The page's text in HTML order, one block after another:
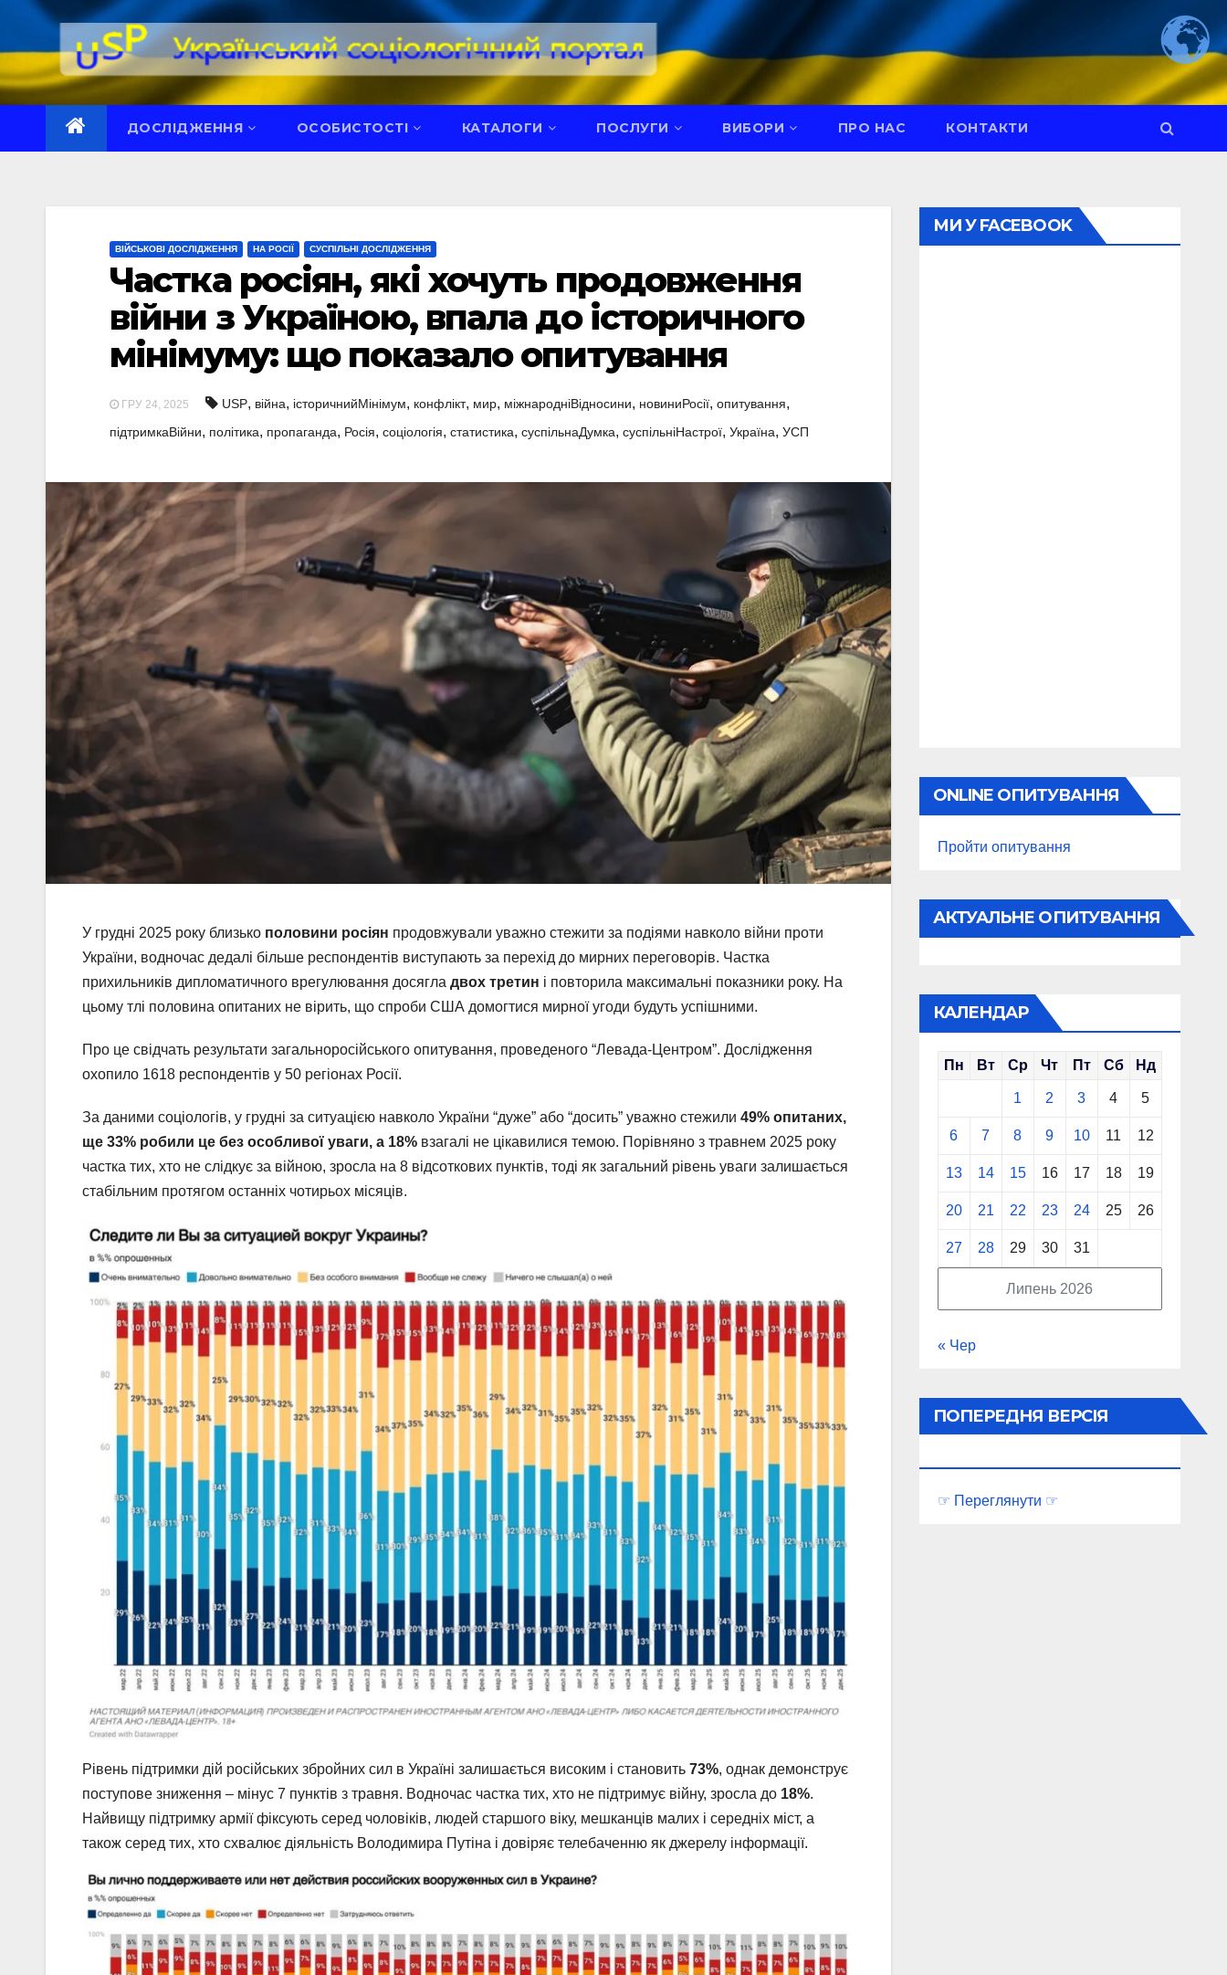
Перейти
вмісту
ДОСЛІДЖЕННЯ ОСОБИСТОСТІ КАТАЛОГИ ПОСЛУГИ ВИБОРИ ПРО НАС КОНТАКТИ
ВІЙСЬКОВІ ДОСЛІДЖЕННЯ НА РОСІЇ СУСПІЛЬНІ ДОСЛІДЖЕННЯ
Частка росіян, які хочуть продовження
війни з Україною, впала до історичного
мінімуму: що показало опитування
ГРУ 24, 2025 USP, війна, історичнийМінімум, конфлікт, мир, міжнародніВідносини, новиниРосії, опитування,
підтримкаВійни, політика, пропаганда, Росія, соціологія, статистика, суспільнаДумка, суспільніНастрої, Україна, УСП
У грудні 2025 року близько половини росіян продовжували уважно стежити за подіями навколо війни проти
України, водночас дедалі більше респондентів виступають за перехід до мирних переговорів. Частка
прихильників дипломатичного врегулювання досягла двох третин і повторила максимальні показники року. На
цьому тлі половина опитаних не вірить, що спроби США домогтися мирної угоди будуть успішними.
Про це свідчать результати загальноросійського опитування, проведеного “Левада-Центром”. Дослідження
охопило 1618 респондентів у 50 регіонах Росії.
За даними соціологів, у грудні за ситуацією навколо України “дуже” або “досить” уважно стежили 49% опитаних,
ще 33% робили це без особливої уваги, а 18% взагалі не цікавилися темою. Порівняно з травнем 2025 року
частка тих, хто не слідкує за війною, зросла на 8 відсоткових пунктів, тоді як загальний рівень уваги залишається
стабільним протягом останніх чотирьох місяців.
Рівень підтримки дій російських збройних сил в Україні залишається високим і становить 73%, однак демонструє
поступове зниження – мінус 7 пунктів з травня. Водночас частка тих, хто не підтримує війну, зросла до 18%.
Найвищу підтримку армії фіксують серед чоловіків, людей старшого віку, мешканців малих і середніх міст, а
також серед тих, хто схвалює діяльність Володимира Путіна і довіряє телебаченню як джерелу інформації.
МИ У FACEBOOK
ONLINE ОПИТУВАННЯ
Пройти опитування
АКТУАЛЬНЕ ОПИТУВАННЯ
КАЛЕНДАР
Липень 2026
Пн Вт Ср Чт Пт Сб Нд
1 2 3 4 5
6 7 8 9 10 11 12
13 14 15 16 17 18 19
20 21 22 23 24 25 26
27 28 29 30 31
« Чер
ПОПЕРЕДНЯ ВЕРСІЯ
☞ Переглянути ☞